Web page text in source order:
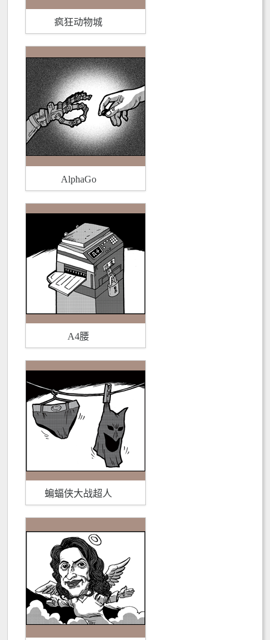
疯狂动物城
AlphaGo
A4腰
蝙蝠侠大战超人